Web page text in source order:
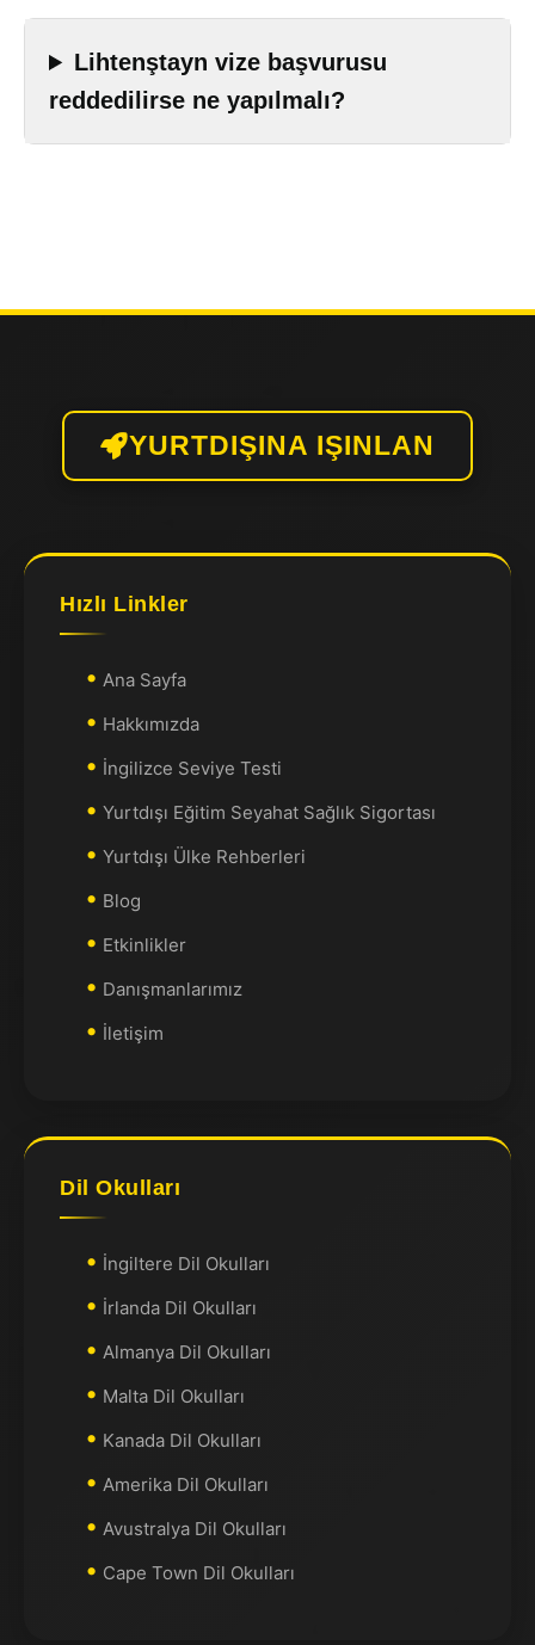
Lihtenştayn vize başvurusu
reddedilirse ne yapılmalı?
YURTDIŞINA IŞINLAN
Hızlı Linkler
Ana Sayfa
Hakkımızda
İngilizce Seviye Testi
Yurtdışı Eğitim Seyahat Sağlık Sigortası
Yurtdışı Ülke Rehberleri
Blog
Etkinlikler
Danışmanlarımız
İletişim
Dil Okulları
İngiltere Dil Okulları
İrlanda Dil Okulları
Almanya Dil Okulları
Malta Dil Okulları
Kanada Dil Okulları
Amerika Dil Okulları
Avustralya Dil Okulları
Cape Town Dil Okulları